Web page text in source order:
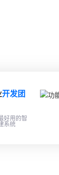
开发团
好用的智
系统